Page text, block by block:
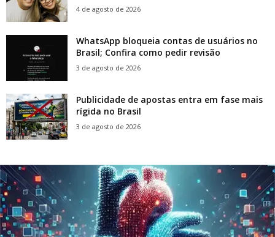
4 de agosto de 2026
WhatsApp bloqueia contas de usuários no
Brasil; Confira como pedir revisão
3 de agosto de 2026
Publicidade de apostas entra em fase mais
rígida no Brasil
3 de agosto de 2026